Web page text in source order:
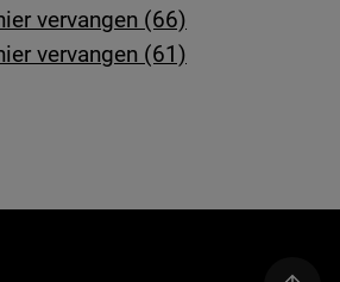
vervangen (66)
vervangen (61)